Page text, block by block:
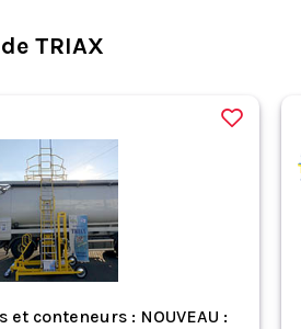
de TRIAX
et conteneurs : NOUVEAU :